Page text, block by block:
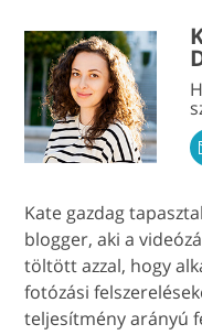
Kate gazdag
blogger, aki a
töltött azzal, hogy
fotózási
teljesítmény arányú